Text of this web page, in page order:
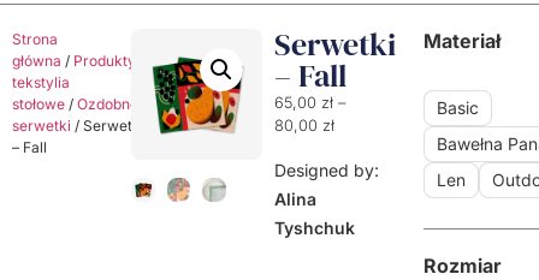
Strona
główna / Produkty
Dekoracyjne
tekstylia
stołowe / Ozdobne
serwetki / Serwetki
– Fall
Serwetki
– Fall
65,00 zł –
80,00 zł
Designed by:
Alina
Tyshchuk
Materiał
Basic
Bawełna
Len
Rozmiar